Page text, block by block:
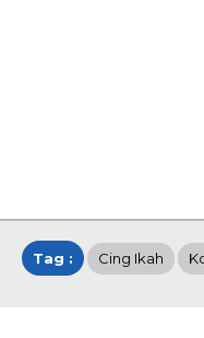
Tag : Cing Ikah